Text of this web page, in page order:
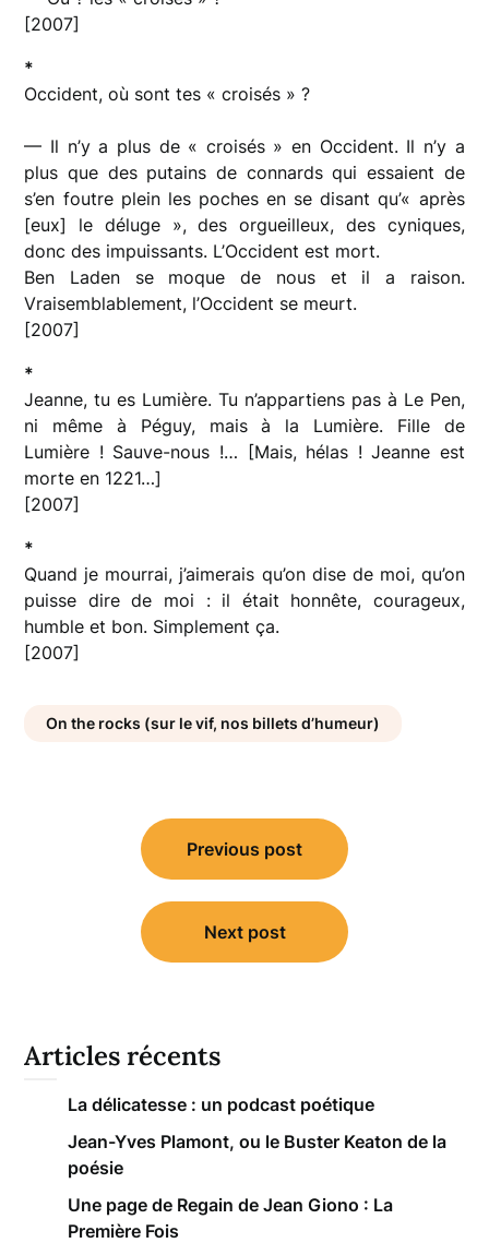
[2007]
*
Occident, où sont tes « croisés » ?
— Il n’y a plus de « croisés » en Occident. Il n’y a
plus que des putains de connards qui essaient de
s’en foutre plein les poches en se disant qu’« après
[eux] le déluge », des orgueilleux, des cyniques,
donc des impuissants. L’Occident est mort.
Ben Laden se moque de nous et il a raison.
Vraisemblablement, l’Occident se meurt.
[2007]
*
Jeanne, tu es Lumière. Tu n’appartiens pas à Le Pen,
ni même à Péguy, mais à la Lumière. Fille de
Lumière ! Sauve-nous !… [Mais, hélas ! Jeanne est
morte en 1221…]
[2007]
*
Quand je mourrai, j’aimerais qu’on dise de moi, qu’on
puisse dire de moi : il était honnête, courageux,
humble et bon. Simplement ça.
[2007]
On the rocks (sur le vif, nos billets d’humeur)
Navigation
Previous post
Next post
Articles récents
La délicatesse : un podcast poétique
Jean-Yves Plamont, ou le Buster Keaton de la
poésie
Une page de Regain de Jean Giono : La
Première Fois